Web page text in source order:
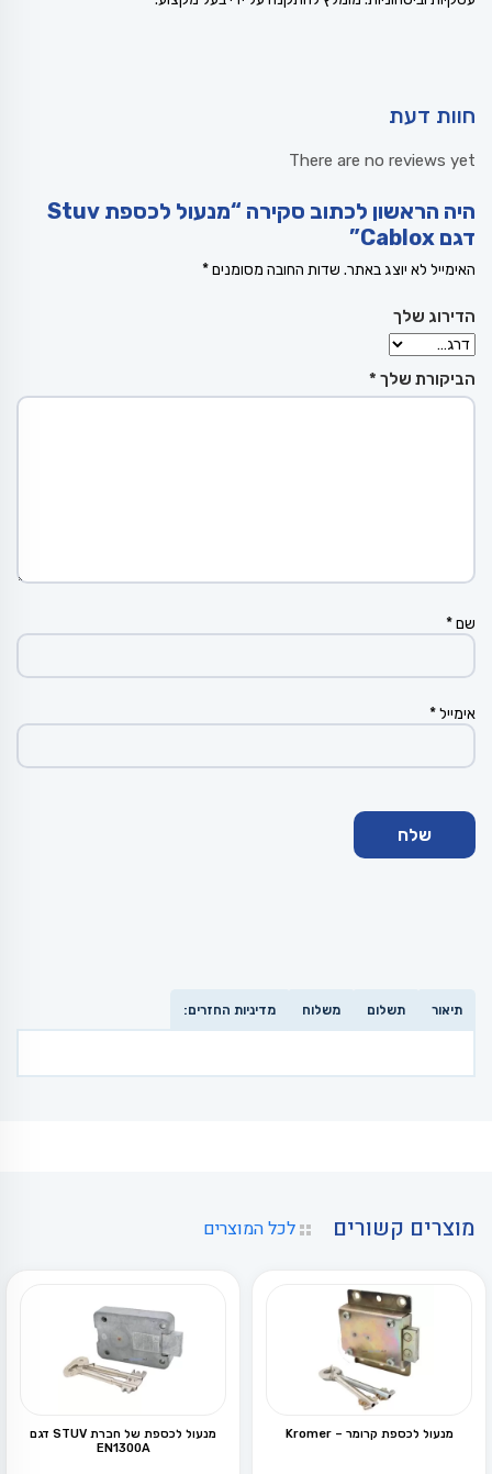
חוות דעת
There are no reviews yet
היה הראשון לכתוב סקירה “מנעול לכספת Stuv
דגם Cablox”
האימייל לא יוצג באתר. שדות החובה מסומנים*
הדירוג שלך
הביקורת שלך *
שם*
אימייל*
תיאור תשלום משלוח מדיניות החזרים:
מוצרים קשורים לכל המוצרים
מנעול לכספת קרומר – Kromer
מנעול לכספת של חברת STUV דגם
EN1300A